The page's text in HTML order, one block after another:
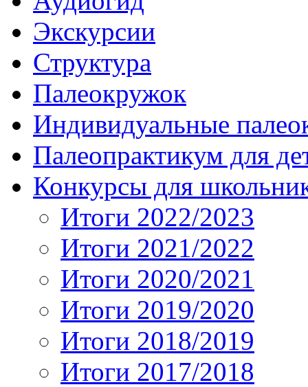
Экскурсии
Структура
Палеокружок
Индивидуальные
Палеопрактикум для
Конкурсы для
Итоги 2022/2023
Итоги 2021/2022
Итоги 2020/2021
Итоги 2019/2020
Итоги 2018/2019
Итоги 2017/2018